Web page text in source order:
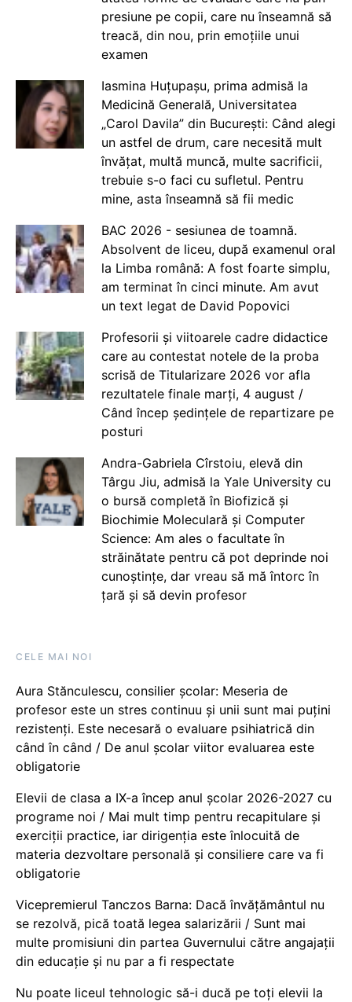
presiune pe copii, care nu înseamnă să
treacă, din nou, prin emoțiile unui
examen
Iasmina Huțupașu, prima admisă la
Medicină Generală, Universitatea
„Carol Davila” din București: Când alegi
un astfel de drum, care necesită mult
învățat, multă muncă, multe sacrificii,
trebuie s-o faci cu sufletul. Pentru
mine, asta înseamnă să fii medic
BAC 2026 - sesiunea de toamnă.
Absolvent de liceu, după examenul oral
la Limba română: A fost foarte simplu,
am terminat în cinci minute. Am avut
un text legat de David Popovici
Profesorii și viitoarele cadre didactice
care au contestat notele de la proba
scrisă de Titularizare 2026 vor afla
rezultatele finale marți, 4 august /
Când încep ședințele de repartizare pe
posturi
Andra-Gabriela Cîrstoiu, elevă din
Târgu Jiu, admisă la Yale University cu
o bursă completă în Biofizică și
Biochimie Moleculară și Computer
Science: Am ales o facultate în
străinătate pentru că pot deprinde noi
cunoștințe, dar vreau să mă întorc în
țară și să devin profesor
CELE MAI NOI
Aura Stănculescu, consilier școlar: Meseria de
profesor este un stres continuu și unii sunt mai puțini
rezistenți. Este necesară o evaluare psihiatrică din
când în când / De anul școlar viitor evaluarea este
obligatorie
Elevii de clasa a IX-a încep anul școlar 2026-2027 cu
programe noi / Mai mult timp pentru recapitulare și
exerciții practice, iar dirigenția este înlocuită de
materia dezvoltare personală și consiliere care va fi
obligatorie
Vicepremierul Tanczos Barna: Dacă învățământul nu
se rezolvă, pică toată legea salarizării / Sunt mai
multe promisiuni din partea Guvernului către angajații
din educație și nu par a fi respectate
Nu poate liceul tehnologic să-i ducă pe toți elevii la